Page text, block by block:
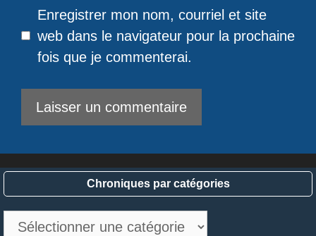
Enregistrer mon nom, courriel et site
web dans le navigateur pour la prochaine
fois que je commenterai.
Chroniques par catégories